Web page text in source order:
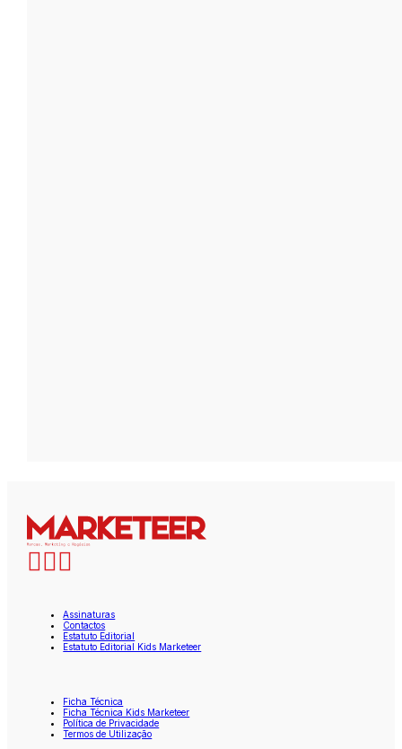
Assinaturas
Contactos
Estatuto Editorial
Estatuto Editorial Kids Marketeer
Ficha Técnica
Ficha Técnica Kids Marketeer
Política de Privacidade
Termos de Utilização